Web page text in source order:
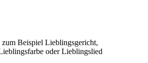
zum Beispiel Lieblingsgericht,
oder Lieblingslied